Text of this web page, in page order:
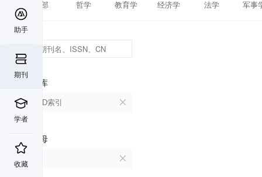
助手
期刊
学者
收藏
全部 哲学 教育学 经济学 法学 军事
数据库
CSCD索引
首字母